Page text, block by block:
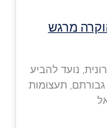
מרגש
נועד להביע
תעצומות